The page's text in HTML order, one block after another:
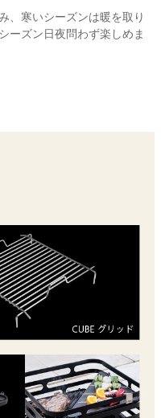
、寒いシーズンは暖を取り
ーズン日夜問わず楽しめま